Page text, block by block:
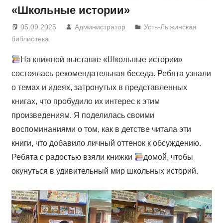
«Школьные истории»
05.09.2025 Администратор
Усть-Лыжинская
библиотека
На книжной выставке «Школьные истории»
состоялась рекомендательная беседа. Ребята узнали
о темах и идеях, затронутых в представленных
книгах, что пробудило их интерес к этим
произведениям. Я поделилась своими
воспоминаниями о том, как в детстве читала эти
книги, что добавило личный оттенок к обсуждению.
Ребята с радостью взяли книжки
домой, чтобы
окунуться в удивительный мир школьных историй.